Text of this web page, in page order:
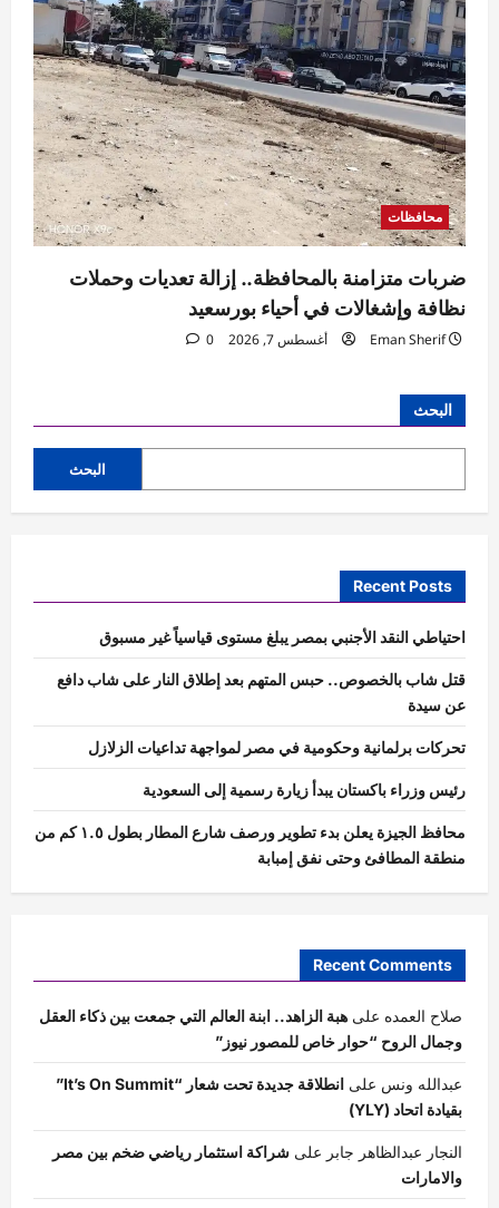
محافظات
ضربات متزامنة بالمحافظة.. إزالة تعديات وحملات
نظافة وإشغالات في أحياء بورسعيد
Eman Sherif أغسطس 7, 2026 0
البحث
البحث
Recent Posts
احتياطي النقد الأجنبي بمصر يبلغ مستوى قياسياً غير مسبوق
قتل شاب بالخصوص.. حبس المتهم بعد إطلاق النار على شاب دافع
عن سيدة
تحركات برلمانية وحكومية في مصر لمواجهة تداعيات الزلازل
رئيس وزراء باكستان يبدأ زيارة رسمية إلى السعودية
محافظ الجيزة يعلن بدء تطوير ورصف شارع المطار بطول ١.٥ كم من
منطقة المطافئ وحتى نفق إمبابة
Recent Comments
صلاح العمده على هبة الزاهد.. ابنة العالم التي جمعت بين ذكاء العقل
وجمال الروح “حوار خاص للمصور نيوز”
عبدالله ونس على
انطلاقة جديدة تحت شعار “It’s On Summit”
بقيادة اتحاد (YLY)
النجار عبدالظاهر جابر على شراكة استثمار رياضي ضخم بين مصر
والامارات